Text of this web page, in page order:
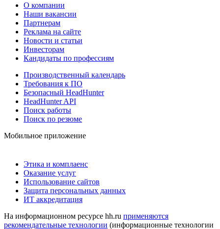
О компании
Наши вакансии
Партнерам
Реклама на сайте
Новости и статьи
Инвесторам
Кандидаты по профессиям
Производственный календарь
Требования к ПО
Безопасный HeadHunter
HeadHunter API
Поиск работы
Поиск по резюме
Мобильное приложение
Этика и комплаенс
Оказание услуг
Использование сайтов
Защита персональных данных
ИТ аккредитация
На информационном ресурсе hh.ru применяются
рекомендательные технологии (информационные технологии